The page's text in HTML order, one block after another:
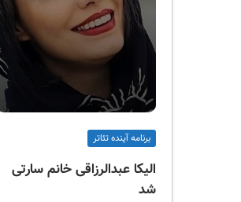
برنامه آینده تئاتر
الیکا عبدالرزاقی خانم سارتی
شد